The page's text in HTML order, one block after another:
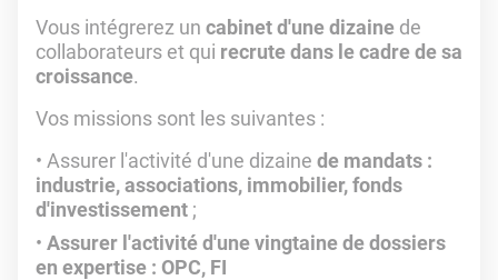
Vous intégrerez un cabinet d'une dizaine de
collaborateurs et qui recrute dans le cadre de sa
croissance.
Vos missions sont les suivantes :
Assurer l'activité d'une dizaine de mandats :
industrie, associations, immobilier, fonds
d'investissement ;
Assurer l'activité d'une vingtaine de dossiers
en expertise : OPC, FI